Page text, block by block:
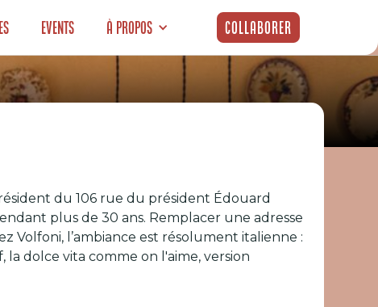
Events À propos Collaborer
pour vivre
du 106 rue du président Édouard
plus de 30 ans. Remplacer une adresse
Volfoni, l’ambiance est résolument italienne :
dolce vita comme on l'aime, version